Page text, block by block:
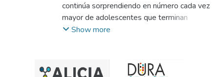
Franqueza;Quispe Loayza, María Consuelo;
Curi Tapahuasco, Florencio
continúa sorprendiendo en número cada vez
mayor de adolescentes que terminan
siendo madres. Se trata de una
sigue cambiando el rumbo a la vida de
Show more